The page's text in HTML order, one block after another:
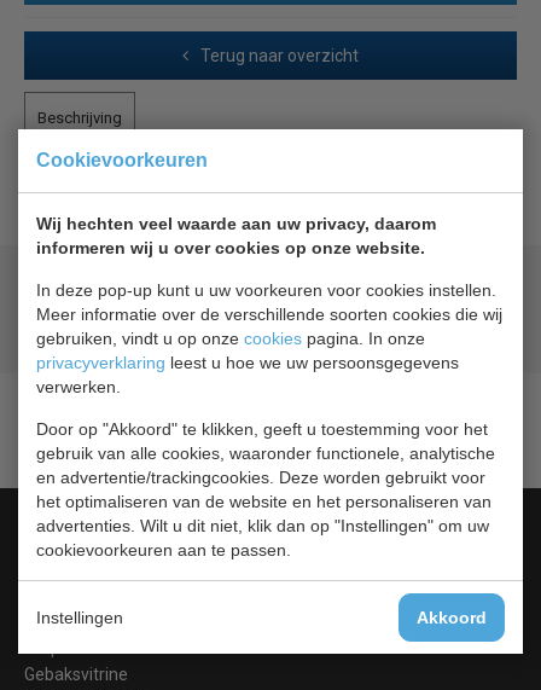
Cookievoorkeuren
Wij hechten veel waarde aan uw privacy, daarom
informeren wij u over cookies op onze website.
In deze pop-up kunt u uw voorkeuren voor cookies instellen.
Meer informatie over de verschillende soorten cookies die wij
gebruiken, vindt u op onze cookies pagina. In onze
privacyverklaring leest u hoe we uw persoonsgegevens
verwerken.
Door op "Akkoord" te klikken, geeft u toestemming voor het
gebruik van alle cookies, waaronder functionele, analytische
en advertentie/trackingcookies. Deze worden gebruikt voor
het optimaliseren van de website en het personaliseren van
advertenties. Wilt u dit niet, klik dan op "Instellingen" om uw
cookievoorkeuren aan te passen.
Instellingen Akkoord
Terug naar overzicht
Beschrijving
Geld terugprijsgarantie
Lage prijzen hoge service
Gratis verzendingvanaf € 200,00
Categorieën
Blast Chillers
Gebaksvitrine